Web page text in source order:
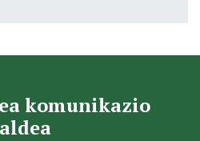
komunikazio